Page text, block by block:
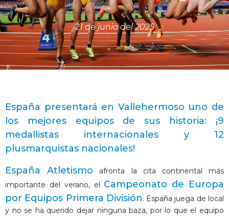
21 de junio del 2025
España presentará en Vallehermoso uno de
los mejores equipos de sus historia: ¡9
medallistas internacionales y 12
plusmarquistas nacionales!
España Atletismo afronta la cita continental más
importante del verano, el Campeonato de Europa
por Equipos Primera División. España juega de local
y no se ha querido dejar ninguna baza, por lo que el equipo